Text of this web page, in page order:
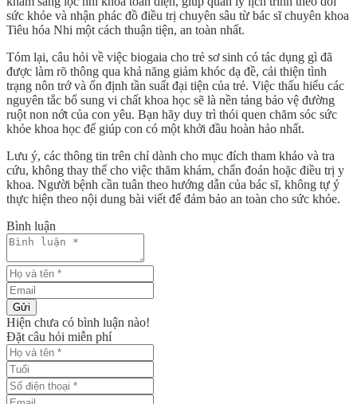
sức khỏe và nhận phác đồ điều trị chuyên sâu từ bác sĩ chuyên khoa
Tiêu hóa Nhi một cách thuận tiện, an toàn nhất.
Tóm lại, câu hỏi về việc biogaia cho trẻ sơ sinh có tác dụng gì đã
được làm rõ thông qua khả năng giảm khóc dạ đề, cải thiện tình
trạng nôn trớ và ổn định tần suất đại tiện của trẻ. Việc thấu hiểu các
nguyên tắc bổ sung vi chất khoa học sẽ là nền tảng bảo vệ đường
ruột non nớt của con yêu. Bạn hãy duy trì thói quen chăm sóc sức
khỏe khoa học để giúp con có một khởi đầu hoàn hảo nhất.
Lưu ý, các thông tin trên chỉ dành cho mục đích tham khảo và tra
cứu, không thay thế cho việc thăm khám, chẩn đoán hoặc điều trị y
khoa. Người bệnh cần tuân theo hướng dẫn của bác sĩ, không tự ý
thực hiện theo nội dung bài viết để đảm bảo an toàn cho sức khỏe.
Bình luận
Gửi
Hiện chưa có bình luận nào!
Đặt câu hỏi miễn phí